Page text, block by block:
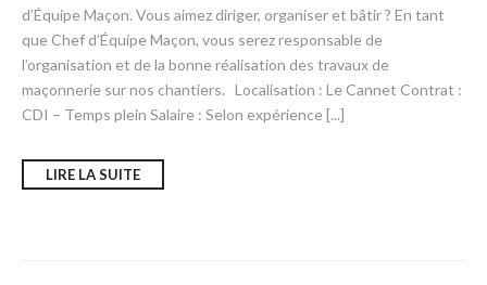
d’Équipe Maçon. Vous aimez diriger, organiser et bâtir ? En tant
que Chef d’Équipe Maçon, vous serez responsable de
l’organisation et de la bonne réalisation des travaux de
maçonnerie sur nos chantiers. Localisation : Le Cannet Contrat :
CDI – Temps plein Salaire : Selon expérience [...]
LIRE LA SUITE